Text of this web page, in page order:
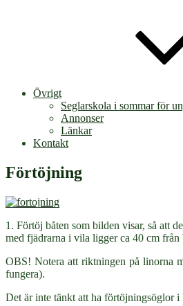
Övrigt
Seglarskola i sommar för
Annonser
Länkar
Kontakt
Förtöjning
1. Förtöj båten som bilden visar, så att
med fjädrarna i vila ligger ca 40 cm från
OBS! Notera att riktningen på linorna
fungera).
Det är inte tänkt att ha förtöjningsöglor i